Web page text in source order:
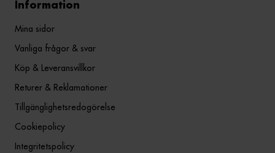
Information
Mina sidor
Vanliga frågor & svar
Köp & Leveransvillkor
Returer & Reklamationer
Tillgänglighetsredogörelse
Cookiepolicy
Integritetspolicy